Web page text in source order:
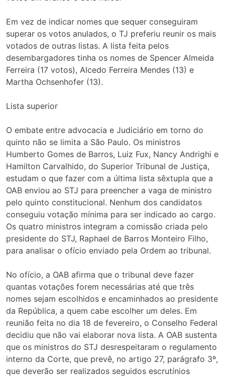
Em vez de indicar nomes que sequer conseguiram
superar os votos anulados, o TJ preferiu reunir os mais
votados de outras listas. A lista feita pelos
desembargadores tinha os nomes de Spencer Almeida
Ferreira (17 votos), Alcedo Ferreira Mendes (13) e
Martha Ochsenhofer (13).
Lista superior
O embate entre advocacia e Judiciário em torno do
quinto não se limita a São Paulo. Os ministros
Humberto Gomes de Barros, Luiz Fux, Nancy Andrighi e
Hamilton Carvalhido, do Superior Tribunal de Justiça,
estudam o que fazer com a última lista sêxtupla que a
OAB enviou ao STJ para preencher a vaga de ministro
pelo quinto constitucional. Nenhum dos candidatos
conseguiu votação mínima para ser indicado ao cargo.
Os quatro ministros integram a comissão criada pelo
presidente do STJ, Raphael de Barros Monteiro Filho,
para analisar o ofício enviado pela Ordem ao tribunal.
No ofício, a OAB afirma que o tribunal deve fazer
quantas votações forem necessárias até que três
nomes sejam escolhidos e encaminhados ao presidente
da República, a quem cabe escolher um deles. Em
reunião feita no dia 18 de fevereiro, o Conselho Federal
decidiu que não vai elaborar nova lista. A OAB sustenta
que os ministros do STJ desrespeitaram o regulamento
interno da Corte, que prevê, no artigo 27, parágrafo 3º,
que deverão ser realizados seguidos escrutínios